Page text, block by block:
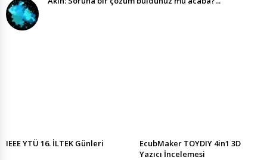
IEEE YTÜ 16. İLTEK Günleri
EcubMaker TOYDIY 4in1 3D
Yazıcı İncelemesi